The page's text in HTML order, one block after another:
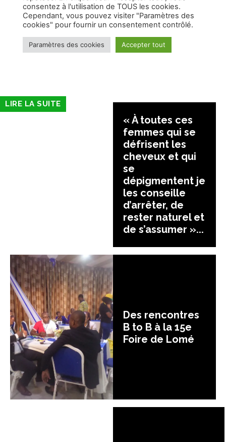
LIRE LA SUITE
« À toutes ces
femmes qui se
défrisent les
cheveux et qui
se
dépigmentent je
les conseille
d’arrêter, de
rester naturel et
de s’assumer »...
Des rencontres
B to B à la 15e
Foire de Lomé